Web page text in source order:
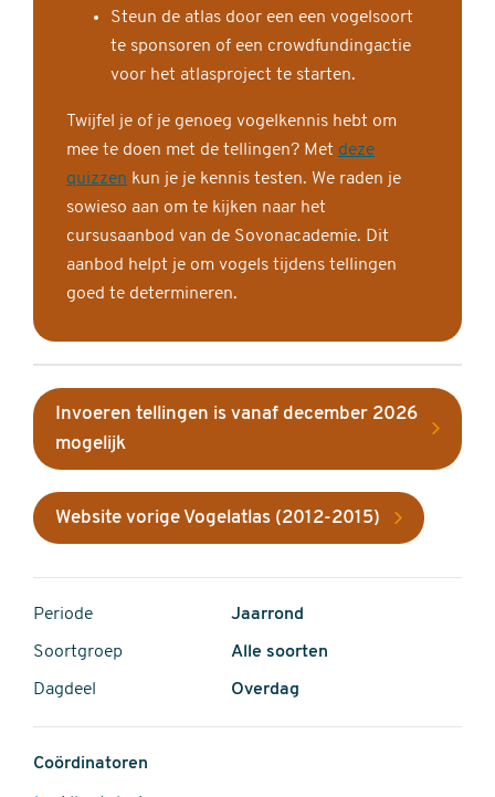
Steun de atlas door een een vogelsoort
te sponsoren of een crowdfundingactie
voor het atlasproject te starten.
Twijfel je of je genoeg vogelkennis hebt om
mee te doen met de tellingen? Met deze
quizzen kun je je kennis testen. We raden je
sowieso aan om te kijken naar het
cursusaanbod van de Sovonacademie. Dit
aanbod helpt je om vogels tijdens tellingen
goed te determineren.
Invoeren tellingen is vanaf december 2026
mogelijk
Website vorige Vogelatlas (2012-2015)
Periode Jaarrond
Soortgroep Alle soorten
Dagdeel Overdag
Coördinatoren